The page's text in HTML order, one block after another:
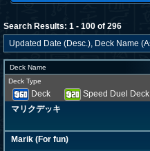
Search Results: 1 - 100 of 296
Deck Name
Deck Type
Deck Speed Duel Deck
マリクデッキ
Marik (For fun)